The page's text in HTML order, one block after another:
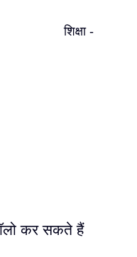
शिक्षा -
कर सकते हैं